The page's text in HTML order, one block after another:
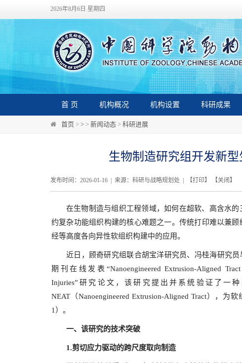
2026年8月6日 星期四
首 页 机构概况 机构设置 科研成果
首页 > > > 新闻动态 > 科研进展
生物制造研究组开发新
发布时间：2026-01-16 | 来源：科研与战略规划处 | 【打印】 【关闭 】
在生物制造与组织工程领域，如何在超软、高含水
约复杂功能组织构建的核心难题之一。传统打印难以兼
经等高度各向异性软组织构建中的应用。
近日，顾奇研究组联合胡宝洋研究员、冯桂海研究员
期刊在线发表“Nanoengineered Extrusion-Aligned
Injuries”研究论文，该研究提出并系统验证了
NEAT（Nanoengineered Extrusion-Aligned Tract），
1）。
一、该研究的技术突破
1.剪切应力驱动的跨尺度取向制造